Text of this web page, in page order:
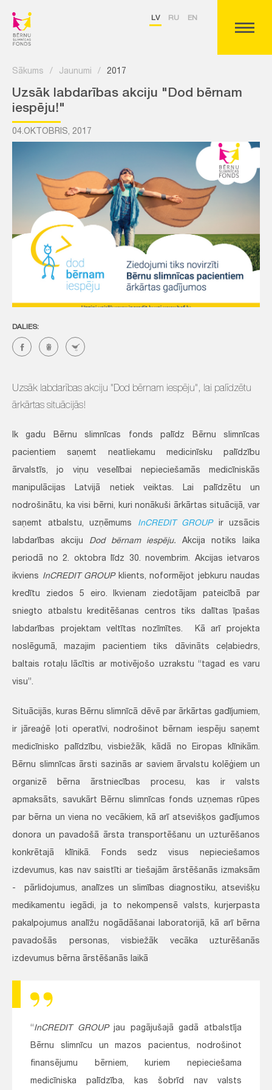
LV RU EN
Sākums / Jaunumi / 2017
Uzsāk labdarības akciju "Dod bērnam
iespēju!"
04.OKTOBRIS, 2017
DALIES:
Uzsāk labdarības akciju "Dod bērnam iespēju", lai palīdzētu
ārkārtas situācijās!
Ik gadu Bērnu slimnīcas fonds palīdz Bērnu slimnīcas
pacientiem saņemt neatliekamu medicinīsku palīdzību
ārvalstīs, jo viņu veselībai nepieciešamās medicīniskās
manipulācijas Latvijā netiek veiktas. Lai palīdzētu un
nodrošinātu, ka visi bērni, kuri nonākuši ārkārtas situācijā, var
saņemt atbalstu, uzņēmums InCREDIT GROUP ir uzsācis
labdarības akciju Dod bērnam iespēju. Akcija notiks laika
periodā no 2. oktobra līdz 30. novembrim. Akcijas ietvaros
ikviens InCREDIT GROUPklients, noformējot jebkuru naudas
kredītu ziedos 5 eiro. Ikvienam ziedotājam pateicībā par
sniegto atbalstu kreditēšanas centros tiks dalītas īpašas
labdarības projektam veltītas nozīmītes. Kā arī projekta
noslēgumā, mazajim pacientiem tiks dāvināts ceļabiedrs,
baltais rotaļu lācītis ar motivējošo uzrakstu “tagad es varu
visu”.
Situācijās, kuras Bērnu slimnīcā dēvē par ārkārtas gadījumiem,
ir jāreaģē ļoti operatīvi, nodrošinot bērnam iespēju saņemt
medicīnisko palīdzību, visbiežāk, kādā no Eiropas klīnikām.
Bērnu slimnīcas ārsti sazinās ar saviem ārvalstu kolēģiem un
organizē bērna ārstniecības procesu, kas ir valsts
apmaksāts, savukārt Bērnu slimnīcas fonds uzņemas rūpes
par bērna un viena no vecākiem, kā arī atsevišķos gadījumos
donora un pavadošā ārsta transportēšanu un uzturēšanos
konkrētajā klīnikā. Fonds sedz visus nepieciešamos
izdevumus, kas nav saistīti ar tiešajām ārstēšanās izmaksām
- pārlidojumus, analīzes un slimības diagnostiku, atsevišķu
medikamentu iegādi, ja to nekompensē valsts, kurjerpasta
pakalpojumus analīžu nogādāšanai laboratorijā, kā arī bērna
pavadošās personas, visbiežāk vecāka uzturēšanās
izdevumus bērna ārstēšanās laikā
“InCREDIT GROUPjau pagājušajā gadā atbalstīja
Bērnu slimnīcu un mazos pacientus, nodrošinot
finansējumu bērniem, kuriem nepieciešama
medicīniska palīdzība, kas šobrīd nav valsts